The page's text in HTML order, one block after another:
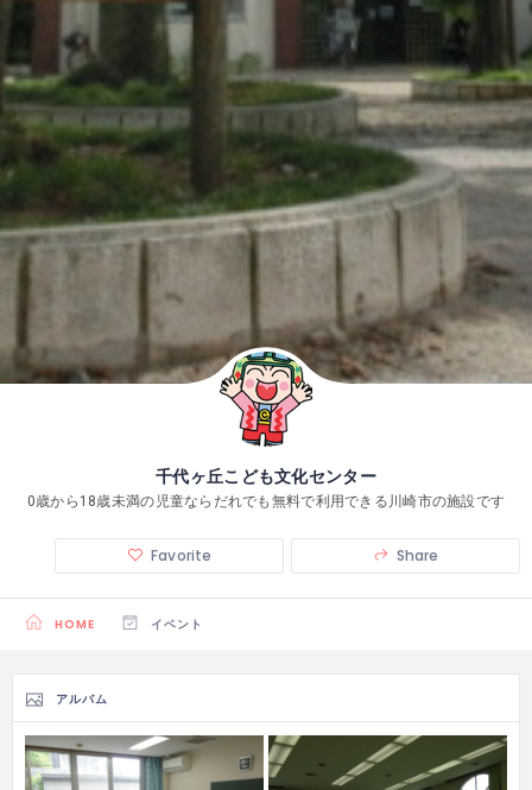
千代ヶ丘こども文化センター
0歳から18歳未満の児童ならだれでも無料で利用できる川崎市の施設です
Favorite Share
HOME イベント
アルバム